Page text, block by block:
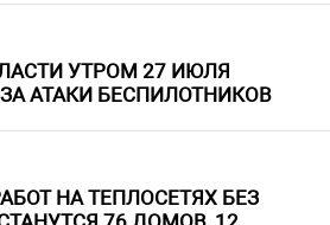
УТРОМ 27 ИЮЛЯ
АТАКИ БЕСПИЛОТНИКОВ
НА ТЕПЛОСЕТЯХ БЕЗ